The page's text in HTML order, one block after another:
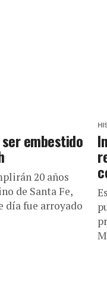
embestido
20 años
de Santa Fe,
día fue arroyado